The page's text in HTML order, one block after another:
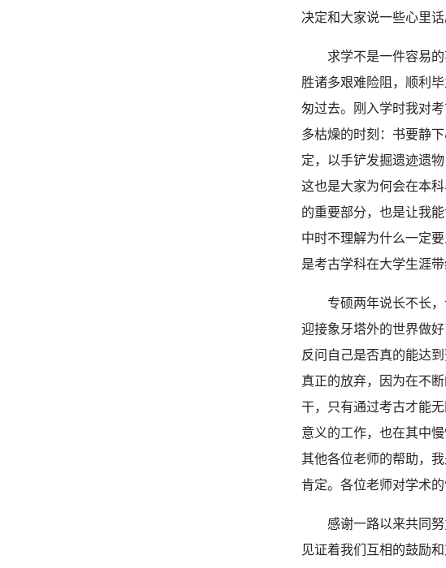
决定和大家说一些心里话
求学不是一件容易
胜诸多艰难险阻，顺利
匆过去。刚入学时我对
多枯燥的时刻：书要静
定，以手铲发掘遗迹遗
这也是大家为何会在本
的重要部分，也是让我
中时不理解为什么一定
是考古学科在大学生涯带
专硕两年说长不长
迎接象牙塔外的世界做
反问自己是否真的能达
真正的放弃，因为在不
干，只有通过考古才能
意义的工作，也在其中
其他各位老师的帮助，
肯定。各位老师对学术
感谢一路以来共同
见证着我们互相的鼓励